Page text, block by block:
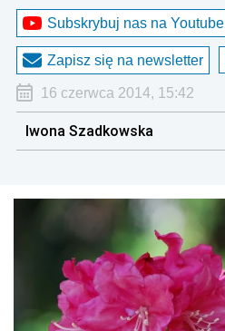
Subskrybuj nas na Youtube
Zapisz się na newsletter
16 czerwca 2014, 15:42
Iwona Szadkowska